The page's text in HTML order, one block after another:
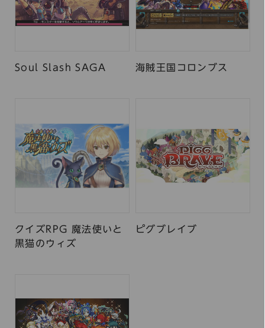
Soul Slash SAGA 海賊王国コロンブス
クイズRPG 魔法使いと
黒猫のウィズ
ピグブレイブ